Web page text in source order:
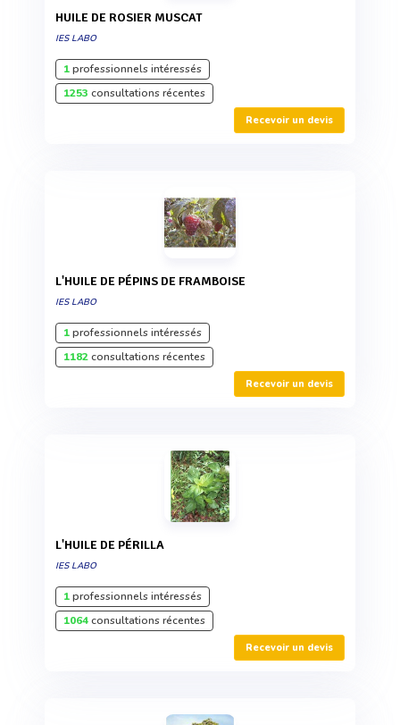
HUILE DE ROSIER MUSCAT
IES LABO
1professionnels intéressés
1253 consultations récentes
Recevoir un devis
L'HUILE DE PÉPINS DE FRAMBOISE
IES LABO
1professionnels intéressés
1182consultations récentes
Recevoir un devis
L'HUILE DE PÉRILLA
IES LABO
1professionnels intéressés
1064consultations récentes
Recevoir un devis